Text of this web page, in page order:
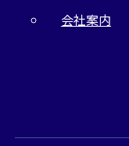
会社案内